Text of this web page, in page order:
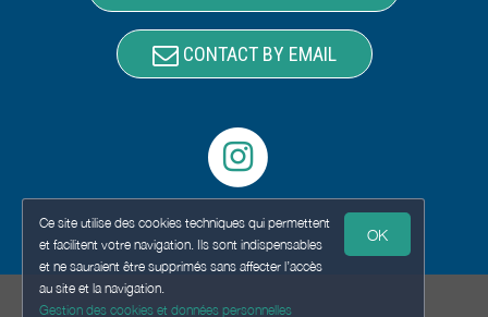
Ce site utilise des cookies techniques qui permettent
et facilitent votre navigation. Ils sont indispensables
et ne sauraient être supprimés sans affecter l’accès
au site et la navigation.
Gestion des cookies et données personnelles
OK
CONTACT BY EMAIL